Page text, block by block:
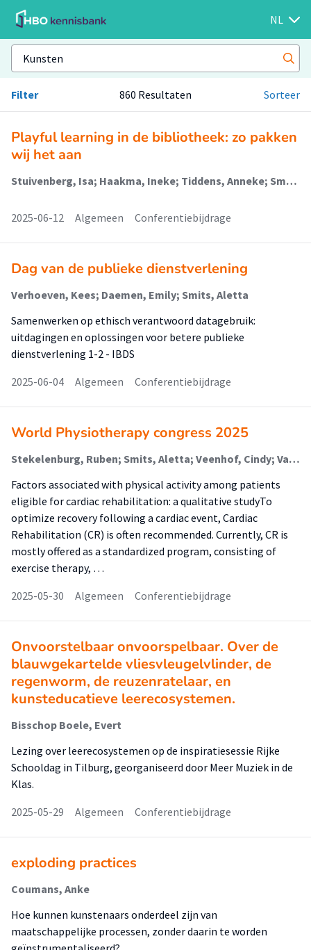
NL
Filter 860 Resultaten Sorteer
Playful learning in de bibliotheek: zo pakken
wij het aan
Stuivenberg, Isa; Haakma, Ineke; Tiddens, Anneke; Smulders, Maaike
2025-06-12 Algemeen Conferentiebijdrage
Dag van de publieke dienstverlening
Verhoeven, Kees; Daemen, Emily; Smits, Aletta
Samenwerken op ethisch verantwoord datagebruik:
uitdagingen en oplossingen voor betere publieke
dienstverlening 1-2 - IBDS
2025-06-04
Algemeen Conferentiebijdrage
World Physiotherapy congress 2025
Stekelenburg, Ruben; Smits, Aletta; Veenhof, Cindy; Van der Harst, Pim
Factors associated with physical activity among patients
eligible for cardiac rehabilitation: a qualitative studyTo
optimize recovery following a cardiac event, Cardiac
Rehabilitation (CR) is often recommended. Currently, CR is
mostly offered as a standardized program, consisting of
exercise therapy, …
2025-05-30
Algemeen Conferentiebijdrage
Onvoorstelbaar onvoorspelbaar. Over de
blauwgekartelde vliesvleugelvlinder, de
regenworm, de reuzenratelaar, en
kunsteducatieve leerecosystemen.
Bisschop Boele, Evert
Lezing over leerecosystemen op de inspiratiesessie Rijke
Schooldag in Tilburg, georganiseerd door Meer Muziek in de
Klas.
2025-05-29
Algemeen Conferentiebijdrage
exploding practices
Coumans, Anke
Hoe kunnen kunstenaars onderdeel zijn van
maatschappelijke processen, zonder daarin te worden